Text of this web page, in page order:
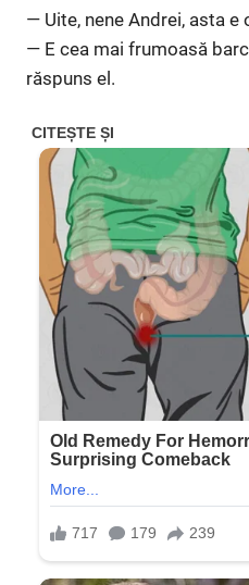
— Uite, nene Andrei, asta e
— E cea mai frumoasă
răspuns el.